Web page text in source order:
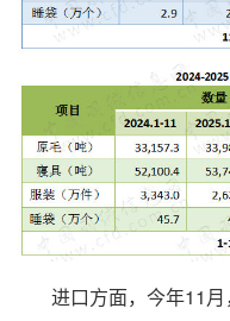
进口方面，今年11